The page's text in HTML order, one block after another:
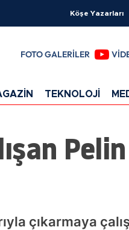
Köşe Yazarları
FOTO GALERİLER
TEKNOLOJİ
çıkarmaya